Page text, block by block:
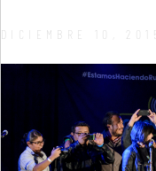
DICIEMBRE 10, 2015